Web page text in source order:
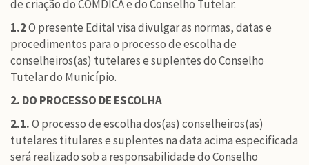
de criação do COMDICA e do Conselho Tutelar.
1.2O presente Edital visa divulgar as normas, datas e
procedimentos para o processo de escolha de
conselheiros(as) tutelares e suplentes do Conselho
Tutelar do Município.
2. DO PROCESSO DE ESCOLHA
2.1.O processo de escolha dos(as) conselheiros(as)
tutelares titulares e suplentes na data acima especificada
será realizado sob a responsabilidade do Conselho